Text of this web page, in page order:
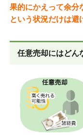
果的にかえって余分
という状況だけは避
任意売却にはどん